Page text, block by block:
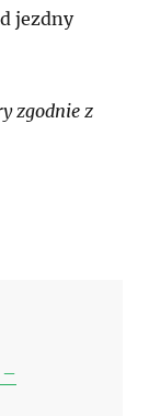
jezdny
zgodnie z
–